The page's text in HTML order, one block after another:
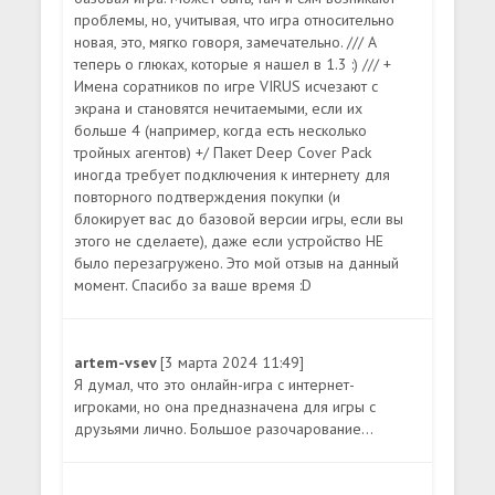
проблемы, но, учитывая, что игра относительно
новая, это, мягко говоря, замечательно. /// А
теперь о глюках, которые я нашел в 1.3 :) /// +
Имена соратников по игре VIRUS исчезают с
экрана и становятся нечитаемыми, если их
больше 4 (например, когда есть несколько
тройных агентов) +/ Пакет Deep Cover Pack
иногда требует подключения к интернету для
повторного подтверждения покупки (и
блокирует вас до базовой версии игры, если вы
этого не сделаете), даже если устройство НЕ
было перезагружено. Это мой отзыв на данный
момент. Спасибо за ваше время :D
artem-vsev[3 марта 2024 11:49]
Я думал, что это онлайн-игра с интернет-
игроками, но она предназначена для игры с
друзьями лично. Большое разочарование...